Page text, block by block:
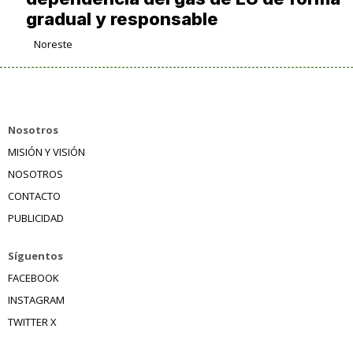
gradual y responsable
Noreste
Nosotros
MISIÓN Y VISIÓN
NOSOTROS
CONTACTO
PUBLICIDAD
Síguentos
FACEBOOK
INSTAGRAM
TWITTER X